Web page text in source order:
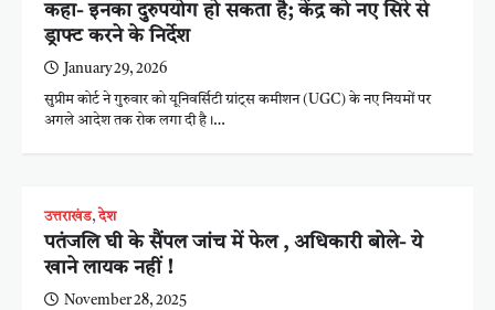
कहा- इनका दुरुपयोग हो सकता है; केंद्र को नए सिरे से
ड्राफ्ट करने के निर्देश
January 29, 2026
सुप्रीम कोर्ट ने गुरुवार को यूनिवर्सिटी ग्रांट्स कमीशन (UGC) के नए नियमों पर
अगले आदेश तक रोक लगा दी है।…
उत्तराखंड, देश
पतंजलि घी के सैंपल जांच में फेल , अधिकारी बोले- ये
खाने लायक नहीं !
November 28, 2025